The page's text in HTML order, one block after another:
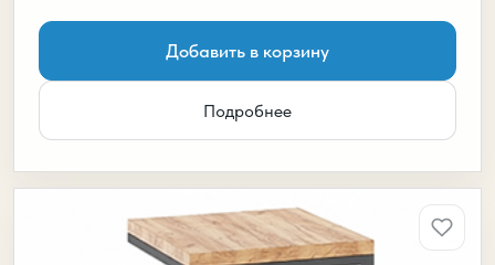
Добавить в корзину
Подробнее